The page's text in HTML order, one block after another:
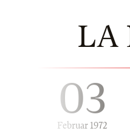
LA
03
Februar 1972